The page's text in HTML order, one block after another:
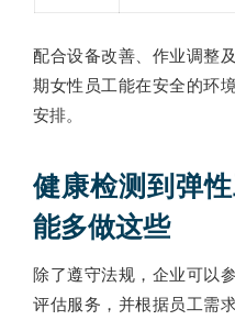
配合设备改善、作业调整
期女性员工能在安全的环
安排。
健康检测到弹
能多做这些
除了遵守法规，企业可以
评估服务，并根据员工需